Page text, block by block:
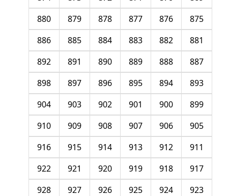
875
876
877
878
879
880
881
882
883
884
885
886
887
888
889
890
891
892
893
894
895
896
897
898
899
900
901
902
903
904
905
906
907
908
909
910
911
912
913
914
915
916
917
918
919
920
921
922
923
924
925
926
927
928